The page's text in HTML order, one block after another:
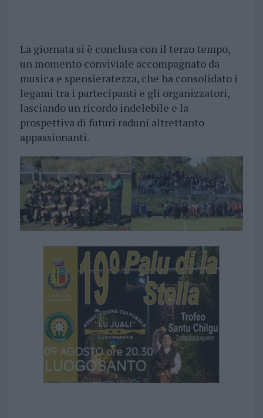
La giornata si è conclusa con il terzo tempo,
un momento conviviale accompagnato da
musica e spensieratezza, che ha consolidato i
legami tra i partecipanti e gli organizzatori,
lasciando un ricordo indelebile e la
prospettiva di futuri raduni altrettanto
appassionanti.